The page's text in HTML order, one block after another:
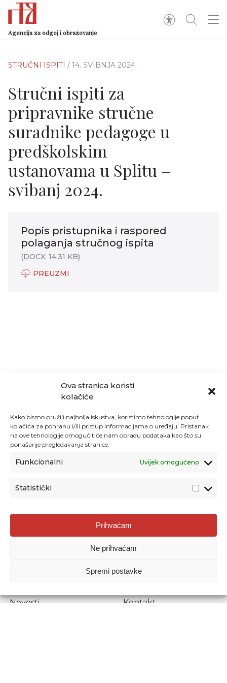
Ova stranica koristi
kolačiće
Kako bismo pružili najbolja iskustva, koristimo tehnologije poput
kolačića za pohranu i/ili pristup informacijama o uređaju. Pristanak
na ove tehnologije omogućit će nam obradu podataka kao što su
ponašanje pregledavanja stranice.
Funkcionalni Uvijek omogućeno
Statistički
Prihvaćam
Ne prihvaćam
Spremi postavke
Agencija za odgoj i obrazovanje
STRUČNI ISPITI / 14. SVIBNJA 2024.
Stručni ispiti za
pripravnike stručne
suradnike pedagoge u
predškolskim
ustanovama u Splitu –
svibanj 2024.
Popis pristupnika i raspored
polaganja stručnog ispita
(DOCX: 14,31 KB)
PREUZMI
Agencija za odgoj i obrazovanje
Donje Svetice 38, 10000 Zagreb
1778129
Prenošenje sadržaja dopušteno je uz navođenje izvora.
Novosti
Kontakt